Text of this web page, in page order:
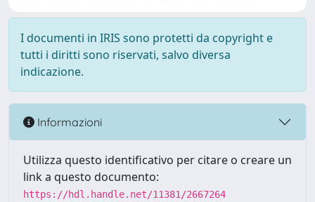
I documenti in IRIS sono protetti da copyright e
tutti i diritti sono riservati, salvo diversa
indicazione.
Informazioni
Utilizza questo identificativo per citare o creare un
link a questo documento:
https://hdl.handle.net/11381/2667264